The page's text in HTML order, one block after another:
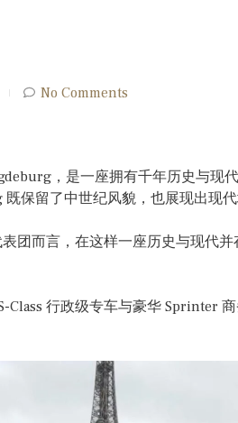
No Comments
，是一座拥有千年历史与现
保留了中世纪风貌，也展现出现代
团而言，在这样一座历史与现代
Class 行政级专车与豪华 Sprinter